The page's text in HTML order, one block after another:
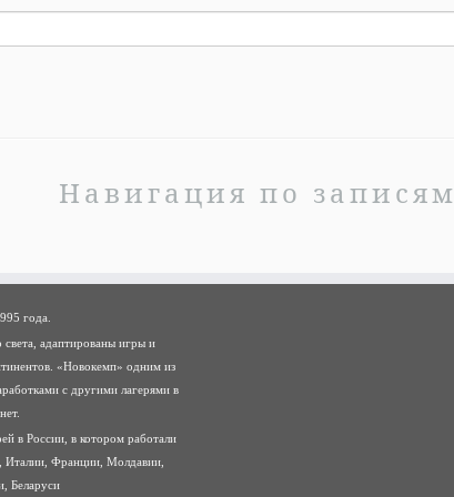
Навигация по записям
года.
адаптированы игры и
«Новокемп» одним из
с другими лагерями в
в России, в котором работали
Италии, Франции, Молдавии,
Беларуси